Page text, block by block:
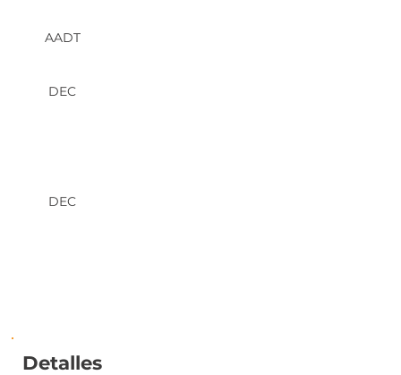
DEC
AADT
DEC
Detalles